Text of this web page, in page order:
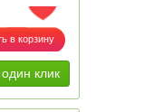
ДОБАВИТЬ В ИЗБРАННОЕ